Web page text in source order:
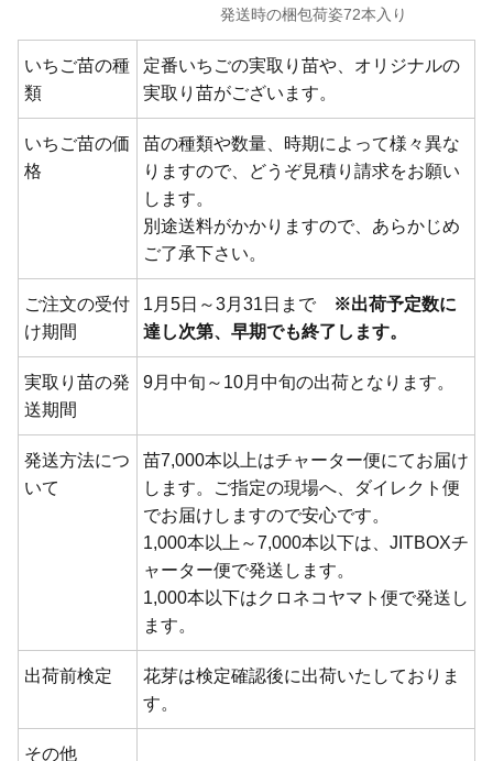
発送時の梱包荷姿72本入り
いちご苗の種
類
定番いちごの実取り苗や、オリジナルの
実取り苗がございます。
いちご苗の価
格
苗の種類や数量、時期によって様々異な
りますので、どうぞ見積り請求をお願い
します。
別途送料がかかりますので、あらかじめ
ご了承下さい。
ご注文の受付
け期間
1月5日～3月31日まで
※出荷予定数に
達し次第、早期でも終了します。
実取り苗の発
送期間
9月中旬～10月中旬の出荷となります。
発送方法につ
いて
苗7,000本以上はチャーター便にてお届け
します。ご指定の現場へ、ダイレクト便
でお届けしますので安心です。
1,000本以上～7,000本以下は、JITBOXチ
ャーター便で発送します。
1,000本以下はクロネコヤマト便で発送し
ます。
出荷前検定
花芽は検定確認後に出荷いたしておりま
す。
その他